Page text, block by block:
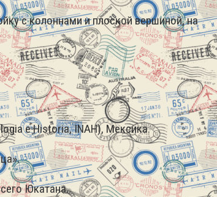
с колоннами и плоской вершиной, на
e Historia, INAH), Мексика.
Юкатана.